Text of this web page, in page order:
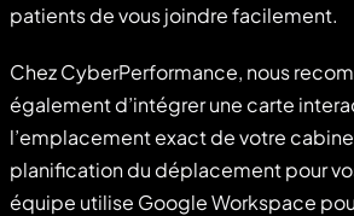
patients de vous joindre facilement.
Chez CyberPerformance, nous
également d’intégrer une carte
l’emplacement exact de votre
planification du déplacement pour
équipe utilise Google Workspace